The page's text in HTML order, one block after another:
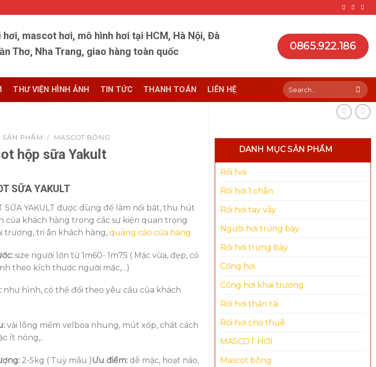
hơi, mascot hơi, mô hình hơi tại HCM, Hà Nội, Đà
Thơ, Nha Trang, giao hàng toàn quốc
0865.922.186
THƯ VIỆN HÌNH ẢNH TIN TỨC THANH TOÁN LIÊN HỆ
Search
for:
DANH MỤC SẢN PHẨM
Rối hơi
Rối hơi 1 chân
Rối hơi tay vẫy
Người hơi trưng bày
Rối hơi trưng bày
Cổng hơi
Cổng hơi khai trương
Rối hơi thần tài
Rối hơi cho thuê
MASCOT HƠI
Mascot bông
SẢN PHẨM / MASCOT BÔNG
hộp sữa Yakult
SỮA YAKULT
SỮA YAKULT được dùng để làm nổi bật, thu hút
của khách hàng trong các sự kiện quan trọng
trương, tri ân khách hàng, quảng cáo cửa hàng
size người lớn từ 1m60- 1m75 ( Mặc vừa, đẹp, có
theo kích thước người mặc,…)
như hình, có thể đổi theo yêu cầu của khách
vải lông mềm velboa nhung, mút xốp, chất cách
ít nóng,..
2-5kg ( Tuỳ mẫu )Ưu điểm:dễ mặc, hoạt náo,